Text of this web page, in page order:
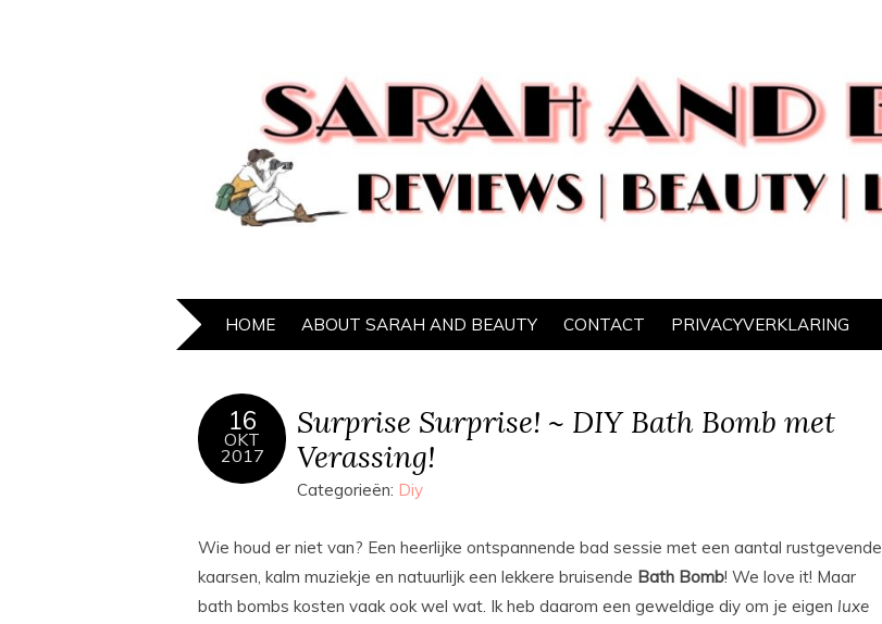
HOME ABOUT SARAH AND BEAUTY CONTACT PRIVACYVERKLARING
16
OKT
2017
Surprise Surprise! ~ DIY Bath Bomb met
Verassing!
Categorieën: Diy
Wie houd er niet van? Een heerlijke ontspannende bad sessie met een aantal rustgevende
kaarsen, kalm muziekje en natuurlijk een lekkere bruisende Bath Bomb! We love it! Maar
bath bombs kosten vaak ook wel wat. Ik heb daarom een geweldige diy om je eigen luxe